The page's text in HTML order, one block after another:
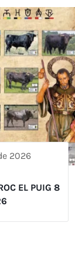
2026
EL PUIG 8